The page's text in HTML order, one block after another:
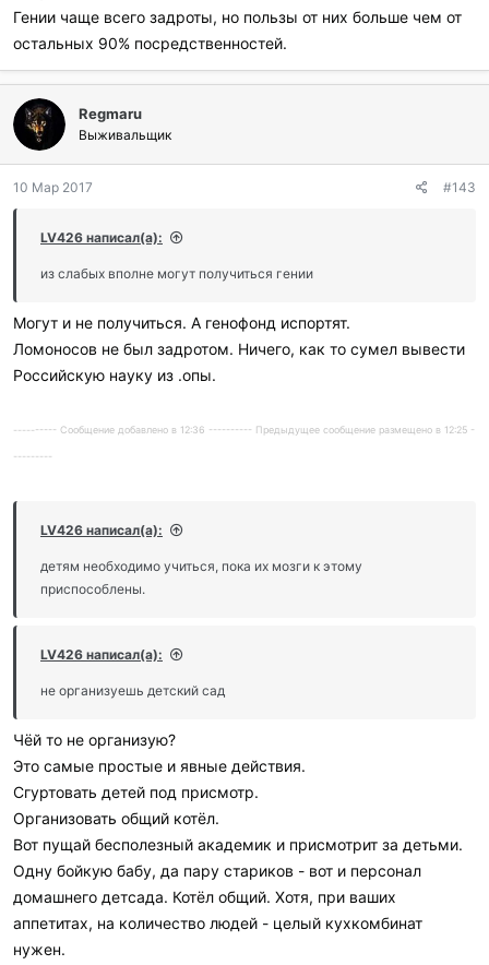
Гении чаще всего задроты, но пользы от них больше чем от
остальных 90% посредственностей.
Regmaru
Выживальщик
10 Мар 2017 #143
LV426 написал(а):
из слабых вполне могут получиться гении
Могут и не получиться. А генофонд испортят.
Ломоносов не был задротом. Ничего, как то сумел вывести
Российскую науку из .опы.
---------- Сообщение добавлено в 12:36 ---------- Предыдущее сообщение размещено в 12:25 -
---------
LV426 написал(а):
детям необходимо учиться, пока их мозги к этому
приспособлены.
LV426 написал(а):
не организуешь детский сад
Чёй то не организую?
Это самые простые и явные действия.
Сгуртовать детей под присмотр.
Организовать общий котёл.
Вот пущай бесполезный академик и присмотрит за детьми.
Одну бойкую бабу, да пару стариков - вот и персонал
домашнего детсада. Котёл общий. Хотя, при ваших
аппетитах, на количество людей - целый кухкомбинат
нужен.